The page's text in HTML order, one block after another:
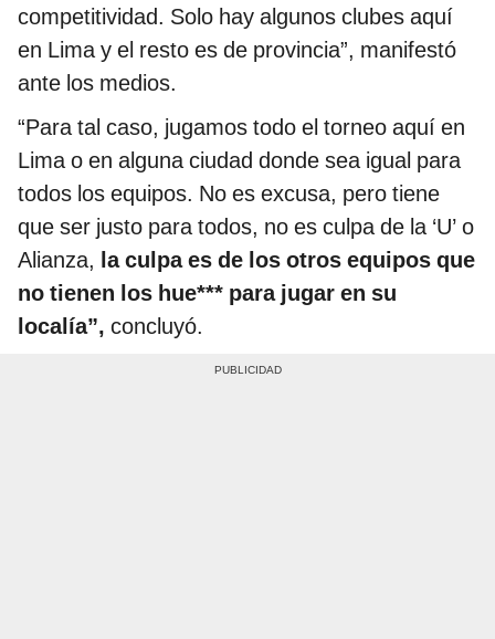
competitividad. Solo hay algunos clubes aquí
en Lima y el resto es de provincia”, manifestó
ante los medios.
“Para tal caso, jugamos todo el torneo aquí en
Lima o en alguna ciudad donde sea igual para
todos los equipos. No es excusa, pero tiene
que ser justo para todos, no es culpa de la ‘U’ o
Alianza, la culpa es de los otros equipos que
no tienen los hue*** para jugar en su
localía”, concluyó.